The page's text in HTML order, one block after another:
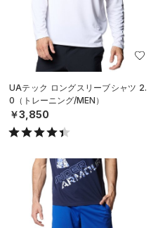
UAテック ロングスリーブシャツ 2.
0（トレーニング/MEN）
￥3,850